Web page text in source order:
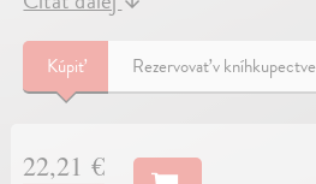
Kúpiť Rezervovať v kníhkupectve
22,21 €